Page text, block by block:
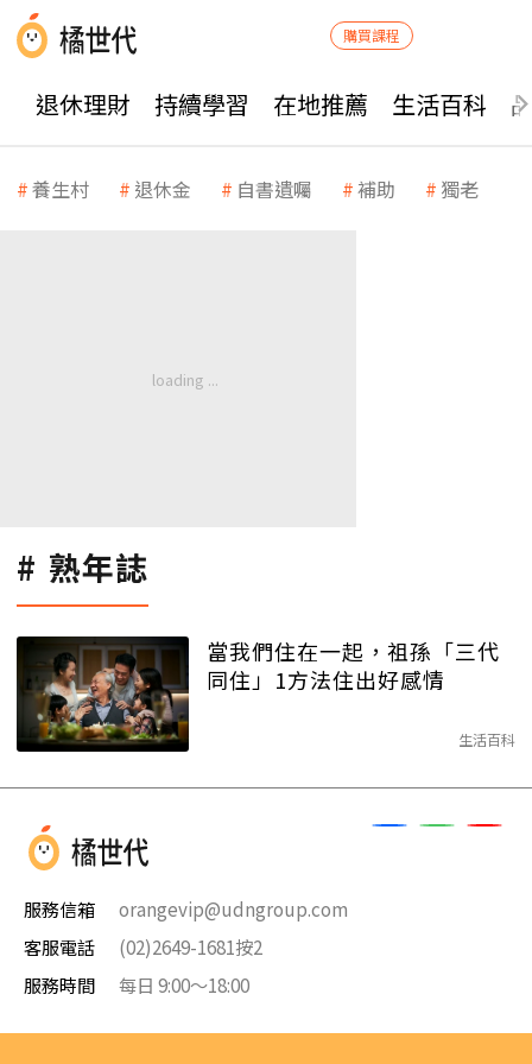
購買課程
退休理財 持續學習 在地推薦 生活百科
養生村 退休金 自書遺囑 補助 獨老
熟年誌
當我們住在一起，祖孫「三代
同住」1方法住出好感情
生活百科
服務信箱
orangevip@udngroup.com
客服電話
(02)2649-1681按2
服務時間
每日 9:00～18:00